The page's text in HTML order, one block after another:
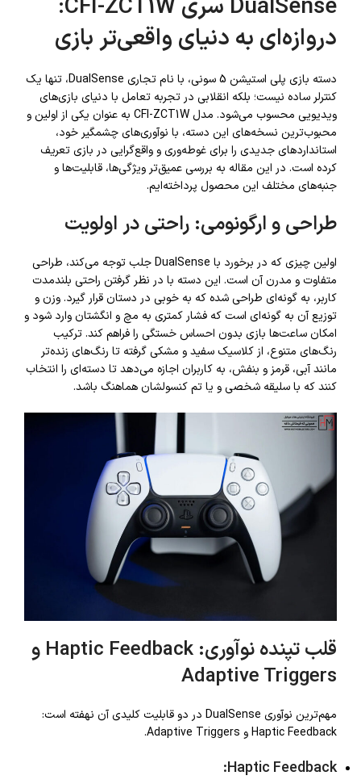
DualSense سری CFI-ZCT1W:
دروازه‌ای به دنیای واقعی‌تر بازی
دسته بازی پلی استیشن 5 سونی، با نام تجاری DualSense، تنها یک
کنترلر ساده نیست؛ بلکه انقلابی در تجربه تعامل با دنیای بازی‌های
ویدیویی محسوب می‌شود. مدل CFI-ZCT1W به عنوان یکی از اولین و
محبوب‌ترین نسخه‌های این دسته، با نوآوری‌های چشمگیر خود،
استانداردهای جدیدی را برای غوطه‌وری و واقع‌گرایی در بازی تعریف
کرده است. در این مقاله به بررسی عمیق‌تر ویژگی‌ها، قابلیت‌ها و
جنبه‌های مختلف این محصول پرداخته‌ایم.
طراحی و ارگونومی: راحتی در اولویت
اولین چیزی که در برخورد با DualSense جلب توجه می‌کند، طراحی
متفاوت و مدرن آن است. این دسته با در نظر گرفتن راحتی بلندمدت
کاربر، به گونه‌ای طراحی شده که به خوبی در دستان قرار گیرد. وزن و
توزیع آن به گونه‌ای است که فشار کمتری به مچ و انگشتان وارد شود و
امکان ساعت‌ها بازی بدون احساس خستگی را فراهم کند. ترکیب
رنگ‌های متنوع، از کلاسیک سفید و مشکی گرفته تا رنگ‌های زنده‌تر
مانند آبی، قرمز و بنفش، به کاربران اجازه می‌دهد تا دسته‌ای را انتخاب
کنند که با سلیقه شخصی و یا تم کنسولشان هماهنگ باشد.
قلب تپنده نوآوری: Haptic Feedback و
Adaptive Triggers
مهم‌ترین نوآوری DualSense در دو قابلیت کلیدی آن نهفته است:
Haptic Feedback و Adaptive Triggers.
Haptic Feedback: